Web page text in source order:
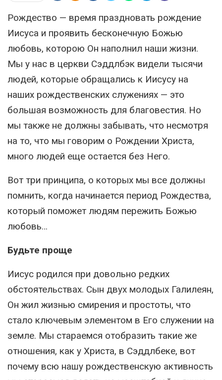
Рождество — время праздновать рождение
Иисуса и проявить бесконечную Божью
любовь, которою Он наполнил наши жизни.
Мы у нас в церкви Сэддлбэк видели тысячи
людей, которые обращались к Иисусу на
наших рождественских служениях — это
большая возможность для благовестия. Но
мы также не должны забывать, что несмотря
на то, что мы говорим о Рождении Христа,
много людей еще остается без Него.
Вот три принципа, о которых мы все должны
помнить, когда начинается период Рождества,
который поможет людям пережить Божью
любовь…
Будьте проще
Иисус родился при довольно редких
обстоятельствах. Сын двух молодых Галилеян,
Он жил жизнью смирения и простоты, что
стало ключевым элементом в Его служении на
земле. Мы стараемся отобразить такие же
отношения, как у Христа, в Сэддлбеке, вот
почему всю нашу рождественскую активность